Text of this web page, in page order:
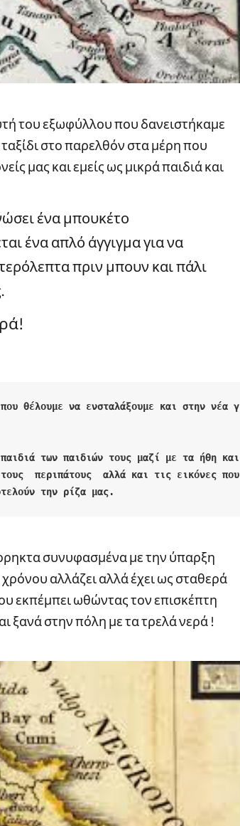
του εξωφύλλου που δανειστήκαμε
στο παρελθόν στα μέρη που
μας και εμείς ως μικρά παιδιά και
ένα μπουκέτο
ένα απλό άγγιγμα για να
πριν μπουν και πάλι
θέλουμε να ενσταλάξουμε και στην νέα γ
των παιδιών τους μαζί με τα ήθη και
περιπάτους  αλλά και τις εικόνες που
την ρίζα μας.
συνυφασμένα με την ύπαρξη
αλλάζει αλλά έχει ως σταθερά
εκπέμπει ωθώντας τον επισκέπτη
ξανά στην πόλη με τα τρελά νερά !